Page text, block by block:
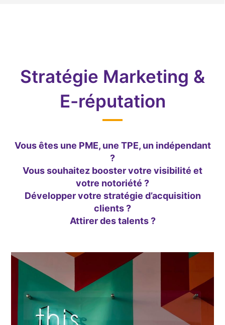
Stratégie Marketing &
E-réputation
Vous êtes une PME, une TPE, un indépendant
?
Vous souhaitez booster votre visibilité et
votre notoriété ?
Développer votre stratégie d’acquisition
clients ?
Attirer des talents ?